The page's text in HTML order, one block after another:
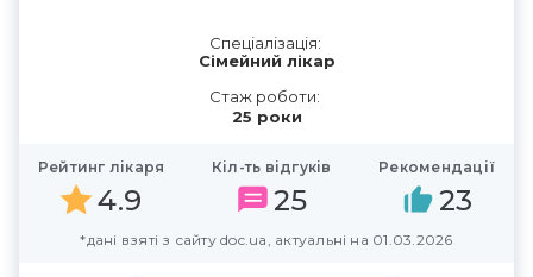
Спеціалізація:
Сімейний лікар
Стаж роботи:
25 роки
Рейтинг лікаря
4.9
Кіл-ть відгуків
25
Рекомендації
23
*дані взяті з сайту doc.ua, актуальні на 01.03.2026